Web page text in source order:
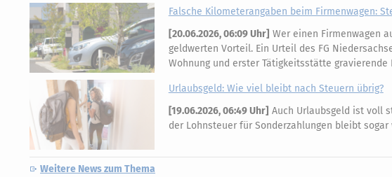
Falsche Kilometerangaben beim Firmenwagen:
[20.06.2026, 06:09 Uhr] Wer einen Firmenwagen
geldwerten Vorteil. Ein Urteil des FG
Wohnung und erster Tätigkeitsstätte gravierende
Urlaubsgeld: Wie viel bleibt nach Steuern übrig?
[19.06.2026, 06:49 Uhr] Auch Urlaubsgeld ist voll
der Lohnsteuer für Sonderzahlungen bleibt
Weitere News zum Thema